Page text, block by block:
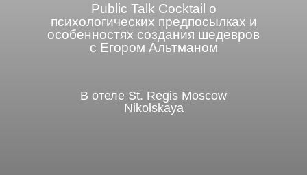
Public Talk Cocktail о
психологических предпосылках и
особенностях создания шедевров
с Егором Альтманом
В отеле St. Regis Moscow
Nikolskaya